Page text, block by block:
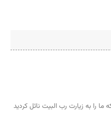
را به زیارت رب البیت نائل کردید